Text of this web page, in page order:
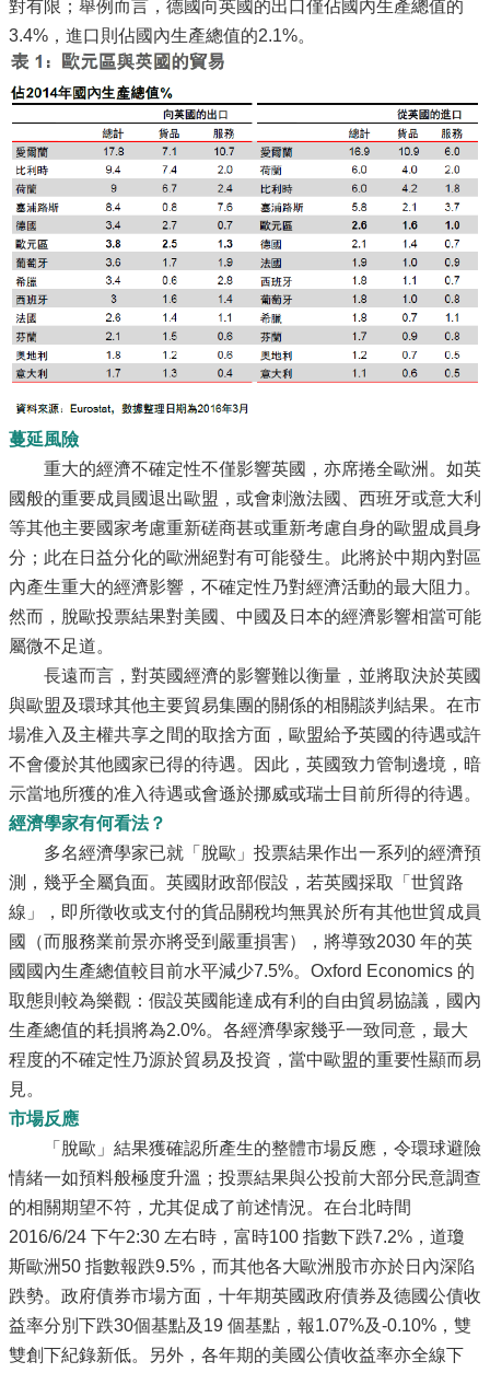
對有限；舉例而言，德國向英國的出口僅佔國內生產總值的
3.4%，進口則佔國內生產總值的2.1%。
蔓延風險
重大的經濟不確定性不僅影響英國，亦席捲全歐洲。如英
國般的重要成員國退出歐盟，或會刺激法國、西班牙或意大利
等其他主要國家考慮重新磋商甚或重新考慮自身的歐盟成員身
分；此在日益分化的歐洲絕對有可能發生。此將於中期內對區
內產生重大的經濟影響，不確定性乃對經濟活動的最大阻力。
然而，脫歐投票結果對美國、中國及日本的經濟影響相當可能
屬微不足道。
長遠而言，對英國經濟的影響難以衡量，並將取決於英國
與歐盟及環球其他主要貿易集團的關係的相關談判結果。在市
場准入及主權共享之間的取捨方面，歐盟給予英國的待遇或許
不會優於其他國家已得的待遇。因此，英國致力管制邊境，暗
示當地所獲的准入待遇或會遜於挪威或瑞士目前所得的待遇。
經濟學家有何看法？
多名經濟學家已就「脫歐」投票結果作出一系列的經濟預
測，幾乎全屬負面。英國財政部假設，若英國採取「世貿路
線」，即所徵收或支付的貨品關稅均無異於所有其他世貿成員
國（而服務業前景亦將受到嚴重損害），將導致2030 年的英
國國內生產總值較目前水平減少7.5%。Oxford Economics 的
取態則較為樂觀：假設英國能達成有利的自由貿易協議，國內
生產總值的耗損將為2.0%。各經濟學家幾乎一致同意，最大
程度的不確定性乃源於貿易及投資，當中歐盟的重要性顯而易
見。
市場反應
「脫歐」結果獲確認所產生的整體市場反應，令環球避險
情緒一如預料般極度升溫；投票結果與公投前大部分民意調查
的相關期望不符，尤其促成了前述情況。在台北時間
2016/6/24 下午2:30 左右時，富時100 指數下跌7.2%，道瓊
斯歐洲50 指數報跌9.5%，而其他各大歐洲股市亦於日內深陷
跌勢。政府債券市場方面，十年期英國政府債券及德國公債收
益率分別下跌30個基點及19 個基點，報1.07%及-0.10%，雙
雙創下紀錄新低。另外，各年期的美國公債收益率亦全線下